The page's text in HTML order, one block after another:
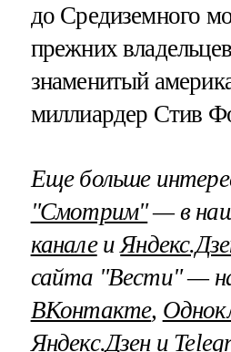
до Средиземного
прежних
знаменитый
миллиардер Стив
Еще больше
"Смотрим"— в
каналеи
сайта "Вести" —
ВКонтакте,
Яндекс.Дзени